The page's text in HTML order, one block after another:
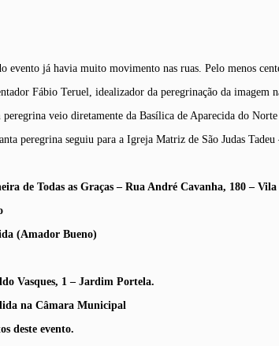
evento já havia muito movimento nas ruas. Pelo menos
Fábio Teruel, idealizador da peregrinação da
peregrina veio diretamente da Basílica de Aparecida do
peregrina seguiu para a Igreja Matriz de São Judas
de Todas as Graças – Rua André Cavanha, 180 –
(Amador Bueno)
Vasques, 1 – Jardim Portela.
na Câmara Municipal
deste evento.